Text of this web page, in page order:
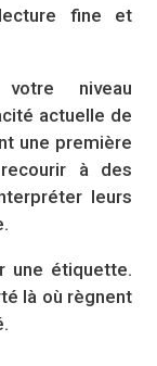
fine et
niveau
actuelle de
une première
à des
leurs
une étiquette.
là où règnent